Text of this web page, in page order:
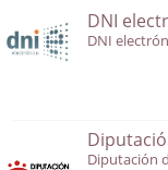
DNI
DNI
Diputación